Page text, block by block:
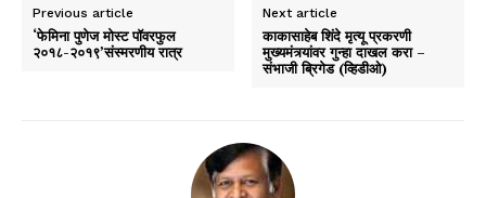
Previous article
‘फेमिना पुणेज मोस्ट पॉवरफुल
२०१८-२०१९’संस्मरणीय रात्र
Next article
काकासाहेब शिंदे मृत्यू प्रकरणी
मुख्यमंत्र्यांवर गुन्हा दाखल करा –
संभाजी ब्रिगेड (व्हिडीओ)